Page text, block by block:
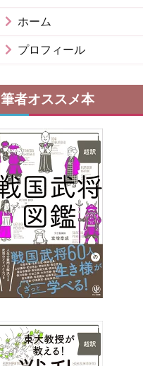
ホーム
プロフィール
筆者オススメ本